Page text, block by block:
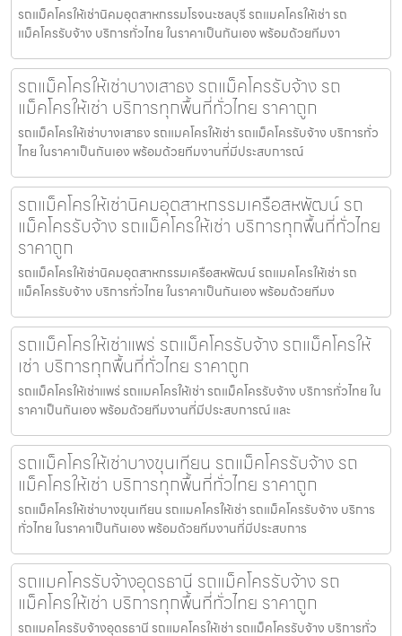
รถแม็คโครให้เช่านิคมอุตสาหกรรมโรจนะชลบุรี รถแมคโครให้เช่า รถ
แม็คโครรับจ้าง บริการทั่วไทย ในราคาเป็นกันเอง พร้อมด้วยทีมงา
รถแม็คโครให้เช่าบางเสาธง รถแม็คโครรับจ้าง รถ
แม็คโครให้เช่า บริการทุกพื้นที่ทั่วไทย ราคาถูก
รถแม็คโครให้เช่าบางเสาธง รถแมคโครให้เช่า รถแม็คโครรับจ้าง บริการทั่ว
ไทย ในราคาเป็นกันเอง พร้อมด้วยทีมงานที่มีประสบการณ์
รถแม็คโครให้เช่านิคมอุตสาหกรรมเครือสหพัฒน์ รถ
แม็คโครรับจ้าง รถแม็คโครให้เช่า บริการทุกพื้นที่ทั่วไทย
ราคาถูก
รถแม็คโครให้เช่านิคมอุตสาหกรรมเครือสหพัฒน์ รถแมคโครให้เช่า รถ
แม็คโครรับจ้าง บริการทั่วไทย ในราคาเป็นกันเอง พร้อมด้วยทีมง
รถแม็คโครให้เช่าแพร่ รถแม็คโครรับจ้าง รถแม็คโครให้
เช่า บริการทุกพื้นที่ทั่วไทย ราคาถูก
รถแม็คโครให้เช่าแพร่ รถแมคโครให้เช่า รถแม็คโครรับจ้าง บริการทั่วไทย ใน
ราคาเป็นกันเอง พร้อมด้วยทีมงานที่มีประสบการณ์ และ
รถแม็คโครให้เช่าบางขุนเทียน รถแม็คโครรับจ้าง รถ
แม็คโครให้เช่า บริการทุกพื้นที่ทั่วไทย ราคาถูก
รถแม็คโครให้เช่าบางขุนเทียน รถแมคโครให้เช่า รถแม็คโครรับจ้าง บริการ
ทั่วไทย ในราคาเป็นกันเอง พร้อมด้วยทีมงานที่มีประสบการ
รถแมคโครรับจ้างอุดรธานี รถแม็คโครรับจ้าง รถ
แม็คโครให้เช่า บริการทุกพื้นที่ทั่วไทย ราคาถูก
รถแมคโครรับจ้างอุดรธานี รถแมคโครให้เช่า รถแม็คโครรับจ้าง บริการทั่ว